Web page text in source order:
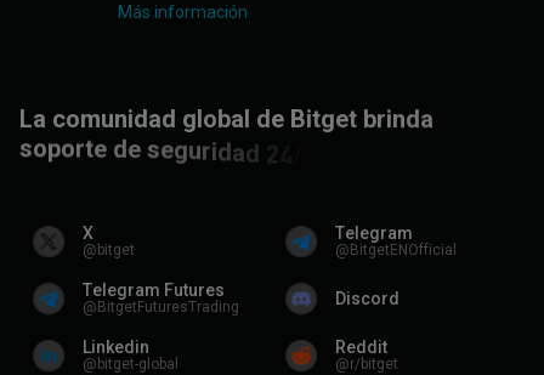
Más información
La comunidad global de Bitget brinda
soporte de seguridad 2
X
@bitget
Telegram
@BitgetENOfficial
Telegram Futures
@BitgetFuturesTrading Discord
Linkedin
@bitget-global
Reddit
@r/bitget